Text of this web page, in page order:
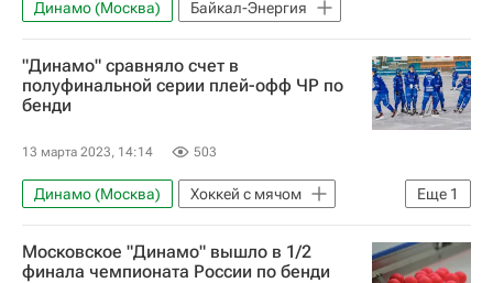
Динамо (Москва) Байкал-Энергия
"Динамо" сравняло счет в
полуфинальной серии плей-офф ЧР по
бенди
13 марта 2023, 14:14 503
Еще 1
Динамо (Москва)
Хоккей с мячом
СКА-Нефтяник
Московское "Динамо" вышло в 1/2
финала чемпионата России по бенди